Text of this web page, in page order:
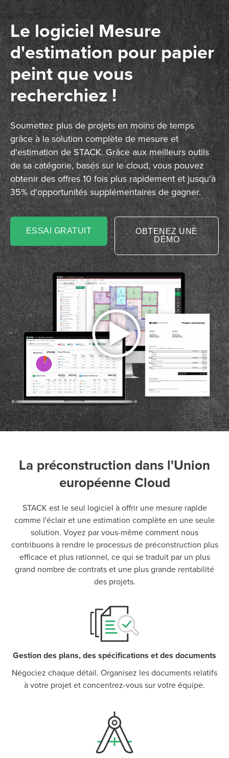
Le logiciel Mesure
d'estimation pour papier
peint que vous
recherchiez !
Soumettez plus de projets en moins de temps
grâce à la solution complète de mesure et
d'estimation de STACK. Grâce aux meilleurs outils
de sa catégorie, basés sur le cloud, vous pouvez
obtenir des offres 10 fois plus rapidement et jusqu'à
35% d'opportunités supplémentaires de gagner.
ESSAI GRATUIT
OBTENEZ UNE
DÉMO
La préconstruction dans l'Union
européenne Cloud
STACK est le seul logiciel à offrir une mesure rapide
comme l'éclair et une estimation complète en une seule
solution. Voyez par vous-même comment nous
contribuons à rendre le processus de préconstruction plus
efficace et plus rationnel, ce qui se traduit par un plus
grand nombre de contrats et une plus grande rentabilité
des projets.
PD
Gestion des plans, des spécifications et des documents
Négociez chaque détail. Organisez les documents relatifs
à votre projet et concentrez-vous sur votre équipe.